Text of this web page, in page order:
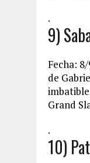
.
9)
Fecha:
de
Grand
.
10)